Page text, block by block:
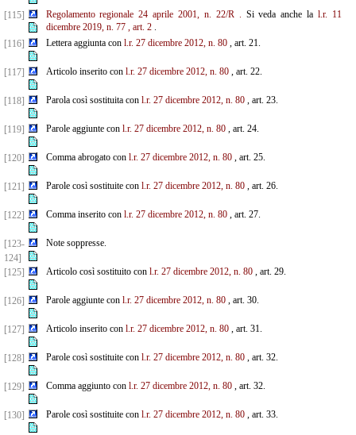
[115] Regolamento regionale 24 aprile 2001, n. 22/R . Si veda anche la l.r. 11
dicembre 2019, n. 77 , art. 2.
[116]
Lettera aggiunta con l.r. 27 dicembre 2012, n. 80, art. 21.
[117] Articolo inserito con l.r. 27 dicembre 2012, n. 80, art. 22.
[118] Parola così sostituita con l.r. 27 dicembre 2012, n. 80, art. 23.
[119] Parole aggiunte con l.r. 27 dicembre 2012, n. 80, art. 24.
[120] Comma abrogato con l.r. 27 dicembre 2012, n. 80, art. 25.
[121] Parole così sostituite con l.r. 27 dicembre 2012, n. 80, art. 26.
[122] Comma inserito con l.r. 27 dicembre 2012, n. 80, art. 27.
[123-
124]
Note soppresse.
[125] Articolo così sostituito con l.r. 27 dicembre 2012, n. 80, art. 29.
[126] Parole aggiunte con l.r. 27 dicembre 2012, n. 80, art. 30.
[127] Articolo inserito con l.r. 27 dicembre 2012, n. 80, art. 31.
[128] Parole così sostituite con l.r. 27 dicembre 2012, n. 80, art. 32.
[129] Comma aggiunto con l.r. 27 dicembre 2012, n. 80, art. 32.
[130] Parole così sostituite con l.r. 27 dicembre 2012, n. 80, art. 33.